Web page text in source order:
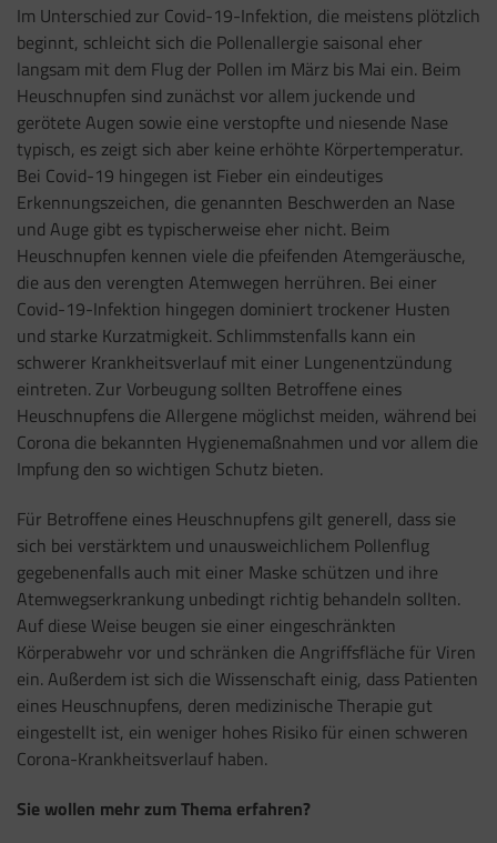
Im Unterschied zur Covid-19-Infektion, die meistens plötzlich
beginnt, schleicht sich die Pollenallergie saisonal eher
langsam mit dem Flug der Pollen im März bis Mai ein. Beim
Heuschnupfen sind zunächst vor allem juckende und
gerötete Augen sowie eine verstopfte und niesende Nase
typisch, es zeigt sich aber keine erhöhte Körpertemperatur.
Bei Covid-19 hingegen ist Fieber ein eindeutiges
Erkennungszeichen, die genannten Beschwerden an Nase
und Auge gibt es typischerweise eher nicht. Beim
Heuschnupfen kennen viele die pfeifenden Atemgeräusche,
die aus den verengten Atemwegen herrühren. Bei einer
Covid-19-Infektion hingegen dominiert trockener Husten
und starke Kurzatmigkeit. Schlimmstenfalls kann ein
schwerer Krankheitsverlauf mit einer Lungenentzündung
eintreten. Zur Vorbeugung sollten Betroffene eines
Heuschnupfens die Allergene möglichst meiden, während bei
Corona die bekannten Hygienemaßnahmen und vor allem die
Impfung den so wichtigen Schutz bieten.
Für Betroffene eines Heuschnupfens gilt generell, dass sie
sich bei verstärktem und unausweichlichem Pollenflug
gegebenenfalls auch mit einer Maske schützen und ihre
Atemwegserkrankung unbedingt richtig behandeln sollten.
Auf diese Weise beugen sie einer eingeschränkten
Körperabwehr vor und schränken die Angriffsfläche für Viren
ein. Außerdem ist sich die Wissenschaft einig, dass Patienten
eines Heuschnupfens, deren medizinische Therapie gut
eingestellt ist, ein weniger hohes Risiko für einen schweren
Corona-Krankheitsverlauf haben.
Sie wollen mehr zum Thema erfahren?